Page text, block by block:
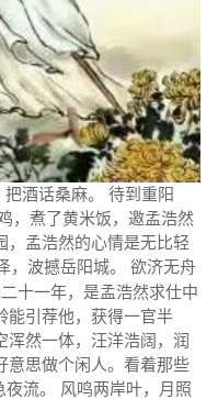
酒话桑麻。 待到重阳
，煮了黄米饭，邀孟浩然
，孟浩然的心情是无比轻
，波撼岳阳城。 欲济无舟
十一年，是孟浩然求仕中
能引荐他，获得一官半
然一体，汪洋浩阔，润
意思做个闲人。看着那些
夜流。 风鸣两岸叶，月照